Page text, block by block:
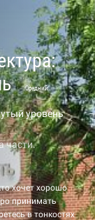
Средний
уровень
части.
хочет хорошо
принимать
в тонкостях